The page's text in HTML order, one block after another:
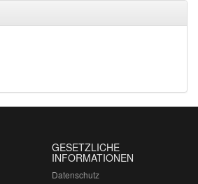
GESETZLICHE
INFORMATIONEN
Datenschutz